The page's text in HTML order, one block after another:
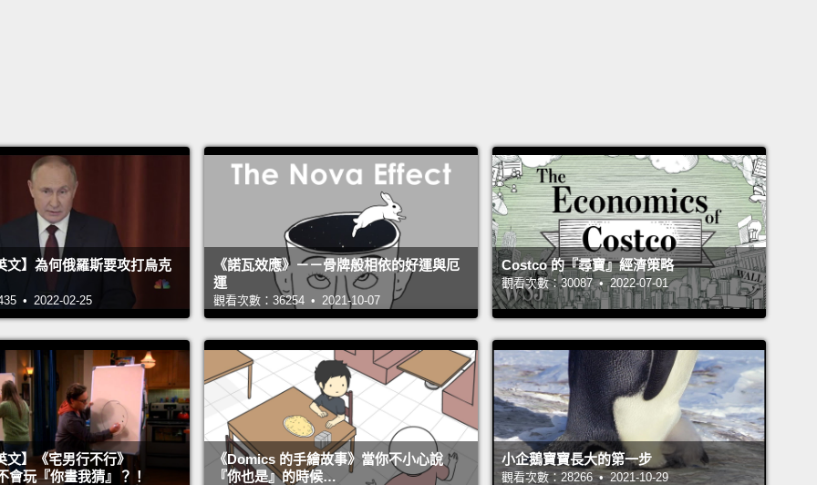
我這一生都沒有吃過好吃的冰淇淋。我就是不喜歡甜食。
I'm losing it right now. Did he just say, "I don't like sweet
things"?
Everybody watching is judging you hard.
我要昏倒了。他剛剛是說「我不喜歡甜食」嗎？現在在看影片
的人一定都在抨擊你。
We're gonna be going to some of the highest-rated ice
cream places in LA, according to Yelp.
我們要去洛杉磯幾家在 Yelp 上評價最高的冰淇淋店。
So, yeah, I am an ice cream fanatic. I like all the ice cream
stores because I have a favorite at each store. So, it's like
文】為何俄羅斯要攻打烏克
• 2022-02-25
《諾瓦效應》－－骨牌般相依的好運與厄
運
觀看次數：36254 • 2021-10-07
Costco 的『尋寶』經濟策略
觀看次數：30087 • 2022-07-01
文】《宅男行不行》
會玩『你畫我猜』？！
《Domics 的手繪故事》當你不小心說
『你也是』的時候…
小企鵝寶寶長大的第一步
觀看次數：28266 • 2021-10-29